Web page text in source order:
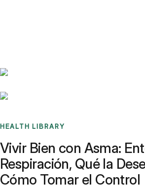
HEALTH LIBRARY
Vivir Bien con Asma:
Respiración, Qué la
Cómo Tomar el Control